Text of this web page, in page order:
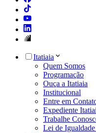
Itatiaia
Quem Somos
Programação
Ouça a Itatiaia
Institucional
Entre em
Expediente
Trabalhe
Lei de